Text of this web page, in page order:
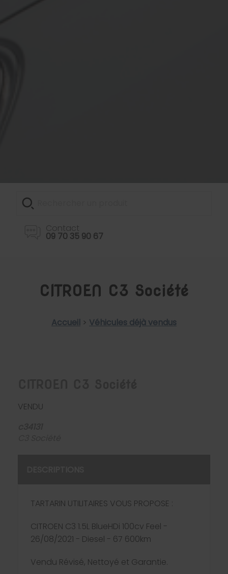
Contact
09 70 35 90 67
CITROEN C3 Société
Accueil > Véhicules déjà vendus
VENDU
TARTARIN UTILITAIRES VOUS PROPOSE :
CITROEN C3 1.5L BlueHDi 100cv Feel -
26/08/2021 - Diesel - 67 600km
Vendu Révisé, Nettoyé et Garantie.